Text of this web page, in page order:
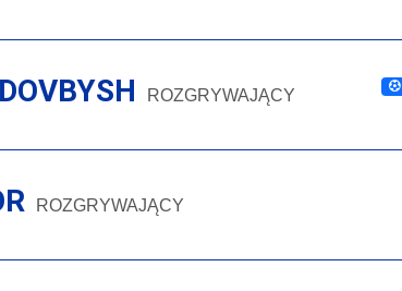
ROZGRYWAJĄCY
ROZGRYWAJĄCY